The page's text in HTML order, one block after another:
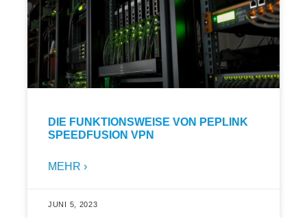
DIE FUNKTIONSWEISE VON PEPLINK
SPEEDFUSION VPN
MEHR ›
JUNI 5, 2023